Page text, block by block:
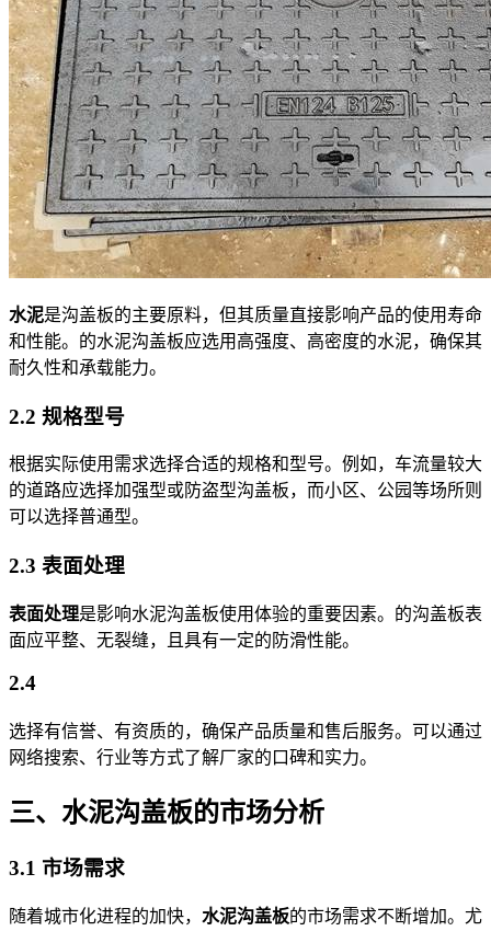
水泥是沟盖板的主要原料，但其质量直接影响产品的使用寿命
和性能。的水泥沟盖板应选用高强度、高密度的水泥，确保其
耐久性和承载能力。
2.2 规格型号
根据实际使用需求选择合适的规格和型号。例如，车流量较大
的道路应选择加强型或防盗型沟盖板，而小区、公园等场所则
可以选择普通型。
2.3 表面处理
表面处理是影响水泥沟盖板使用体验的重要因素。的沟盖板表
面应平整、无裂缝，且具有一定的防滑性能。
2.4
选择有信誉、有资质的，确保产品质量和售后服务。可以通过
网络搜索、行业等方式了解厂家的口碑和实力。
三、水泥沟盖板的市场分析
3.1 市场需求
随着城市化进程的加快， 水泥沟盖板的市场需求不断增加。尤